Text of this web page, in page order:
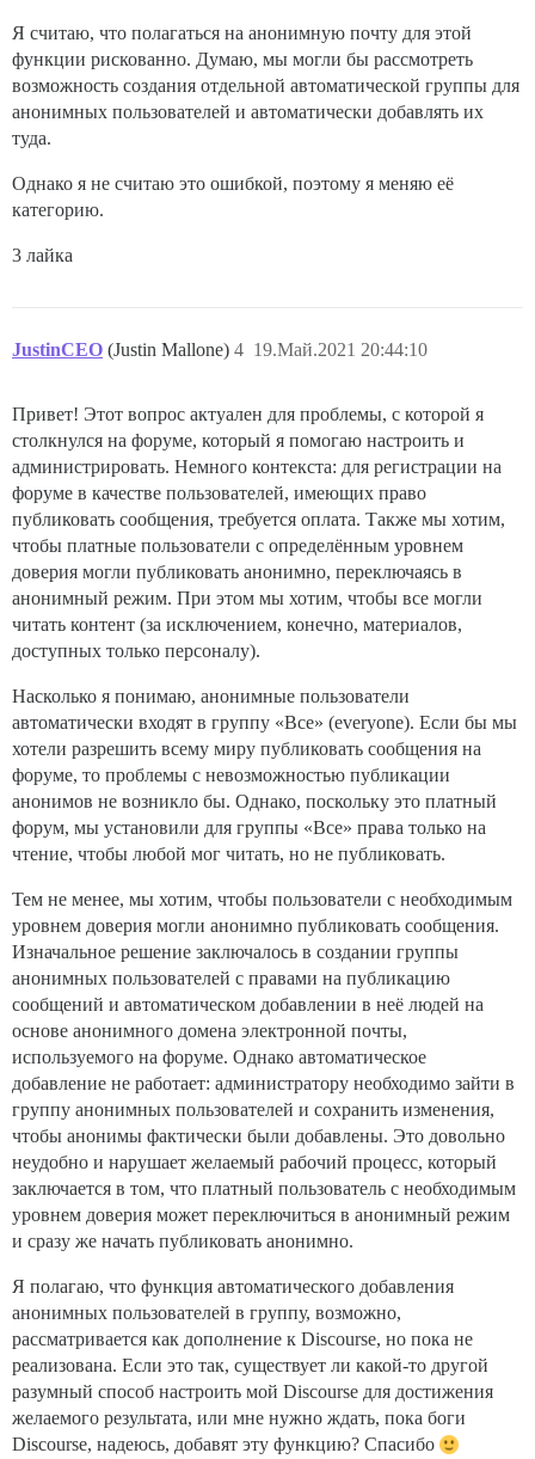
Я считаю, что полагаться на анонимную почту для этой
функции рискованно. Думаю, мы могли бы рассмотреть
возможность создания отдельной автоматической группы для
анонимных пользователей и автоматически добавлять их
туда.
Однако я не считаю это ошибкой, поэтому я меняю её
категорию.
3 лайка
JustinCEO (Justin Mallone) 19.Май.2021 20:44:10
4
Привет! Этот вопрос актуален для проблемы, с которой я
столкнулся на форуме, который я помогаю настроить и
администрировать. Немного контекста: для регистрации на
форуме в качестве пользователей, имеющих право
публиковать сообщения, требуется оплата. Также мы хотим,
чтобы платные пользователи с определённым уровнем
доверия могли публиковать анонимно, переключаясь в
анонимный режим. При этом мы хотим, чтобы все могли
читать контент (за исключением, конечно, материалов,
доступных только персоналу).
Насколько я понимаю, анонимные пользователи
автоматически входят в группу «Все» (everyone). Если бы мы
хотели разрешить всему миру публиковать сообщения на
форуме, то проблемы с невозможностью публикации
анонимов не возникло бы. Однако, поскольку это платный
форум, мы установили для группы «Все» права только на
чтение, чтобы любой мог читать, но не публиковать.
Тем не менее, мы хотим, чтобы пользователи с необходимым
уровнем доверия могли анонимно публиковать сообщения.
Изначальное решение заключалось в создании группы
анонимных пользователей с правами на публикацию
сообщений и автоматическом добавлении в неё людей на
основе анонимного домена электронной почты,
используемого на форуме. Однако автоматическое
добавление не работает: администратору необходимо зайти в
группу анонимных пользователей и сохранить изменения,
чтобы анонимы фактически были добавлены. Это довольно
неудобно и нарушает желаемый рабочий процесс, который
заключается в том, что платный пользователь с необходимым
уровнем доверия может переключиться в анонимный режим
и сразу же начать публиковать анонимно.
Я полагаю, что функция автоматического добавления
анонимных пользователей в группу, возможно,
рассматривается как дополнение к Discourse, но пока не
реализована. Если это так, существует ли какой-то другой
разумный способ настроить мой Discourse для достижения
желаемого результата, или мне нужно ждать, пока боги
Discourse, надеюсь, добавят эту функцию? Спасибо